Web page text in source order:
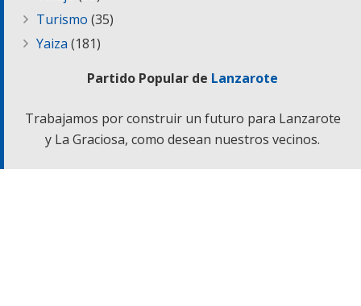
Turismo (35)
Yaiza (181)
Partido Popular de Lanzarote
Trabajamos por construir un futuro para Lanzarote
y La Graciosa, como desean nuestros vecinos.